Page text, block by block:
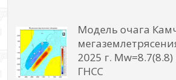
Модель очага
2025 г.
ГНСС